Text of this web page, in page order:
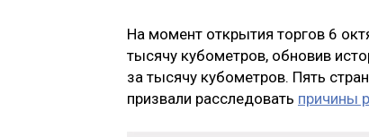
На момент открытия торгов 6
тысячу кубометров, обновив
за тысячу кубометров. Пять
призвали расследовать причины